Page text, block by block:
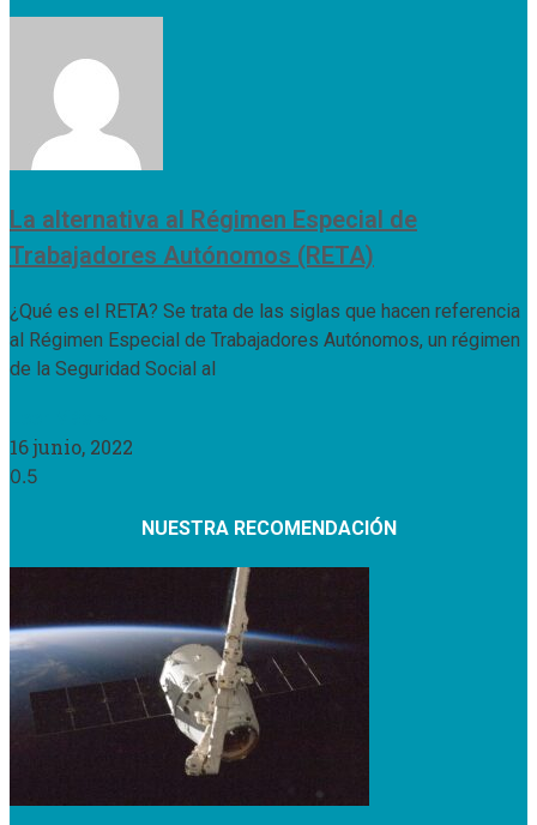
La alternativa al Régimen Especial de
Trabajadores Autónomos (RETA)
¿Qué es el RETA? Se trata de las siglas que hacen referencia
al Régimen Especial de Trabajadores Autónomos, un régimen
de la Seguridad Social al
16 junio, 2022
NUESTRA RECOMENDACIÓN